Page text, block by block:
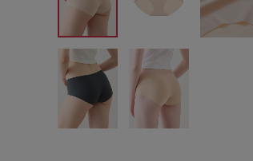
E65
F65 F70
G65